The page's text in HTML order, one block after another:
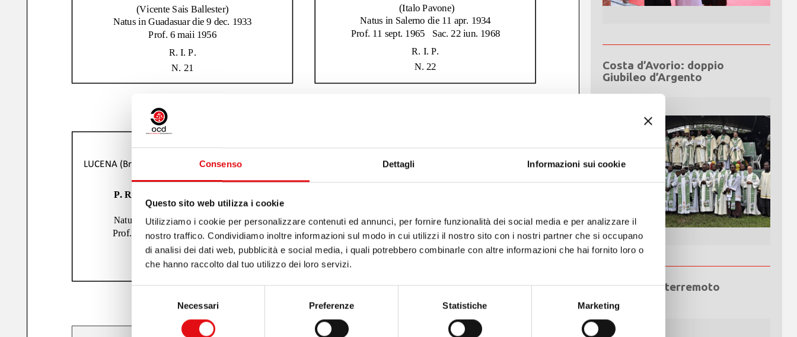
Consenso Dettagli Informazioni sui cookie
Questo sito web utilizza i cookie
Utilizziamo i cookie per personalizzare contenuti ed annunci, per fornire funzionalità dei social media e per analizzare il
nostro traffico. Condividiamo inoltre informazioni sul modo in cui utilizzi il nostro sito con i nostri partner che si occupano
di analisi dei dati web, pubblicità e social media, i quali potrebbero combinarle con altre informazioni che hai fornito loro o
che hanno raccolto dal tuo utilizzo dei loro servizi.
Necessari Preferenze Statistiche Marketing
Costa d’Avorio: doppio
Giubileo d’Argento
Emergenza terremoto